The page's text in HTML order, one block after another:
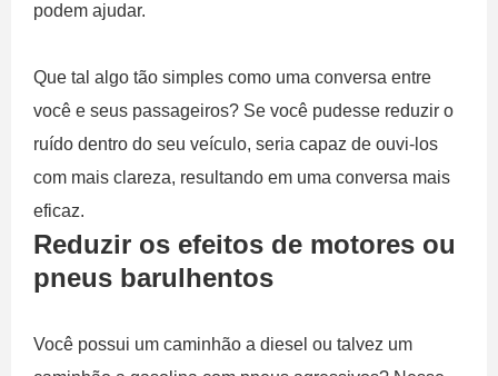
podem ajudar.
Que tal algo tão simples como uma conversa entre
você e seus passageiros? Se você pudesse reduzir o
ruído dentro do seu veículo, seria capaz de ouvi-los
com mais clareza, resultando em uma conversa mais
eficaz.
Reduzir os efeitos de motores ou
pneus barulhentos
Você possui um caminhão a diesel ou talvez um